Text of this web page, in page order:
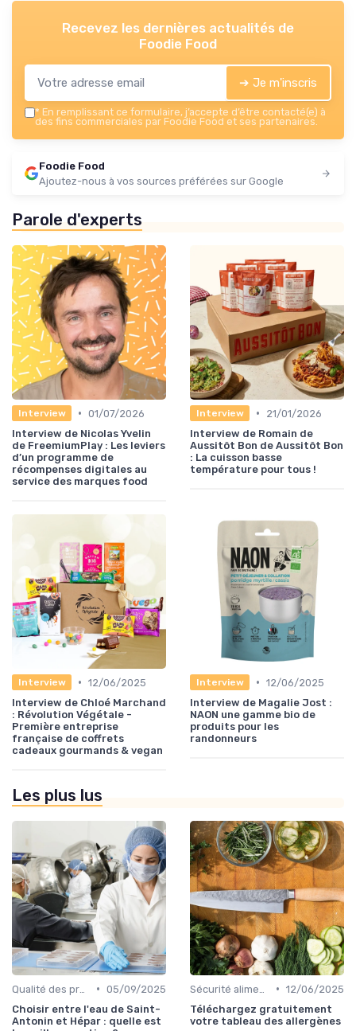
Recevez les dernières actualités de
Foodie Food
➔ Je m'inscris
* En remplissant ce formulaire, j’accepte d’être contacté(e) à
des fins commerciales par Foodie Food et ses partenaires.
Foodie Food
Ajoutez-nous à vos sources préférées sur Google
Parole d'experts
Interview • 01/07/2026
Interview de Nicolas Yvelin
de FreemiumPlay : Les leviers
d’un programme de
récompenses digitales au
service des marques food
Interview •
21/01/2026
Interview de Romain de
Aussitôt Bon de Aussitôt Bon
: La cuisson basse
température pour tous !
Interview • 12/06/2025
Interview de Chloé Marchand
: Révolution Végétale -
Première entreprise
française de coffrets
cadeaux gourmands & vegan
Interview • 12/06/2025
Interview de Magalie Jost :
NAON une gamme bio de
produits pour les
randonneurs
Les plus lus
• 05/09/2025
Choisir entre l'eau de Saint-
Antonin et Hépar : quelle est
• 12/06/2025
Téléchargez gratuitement
votre tableau des allergènes